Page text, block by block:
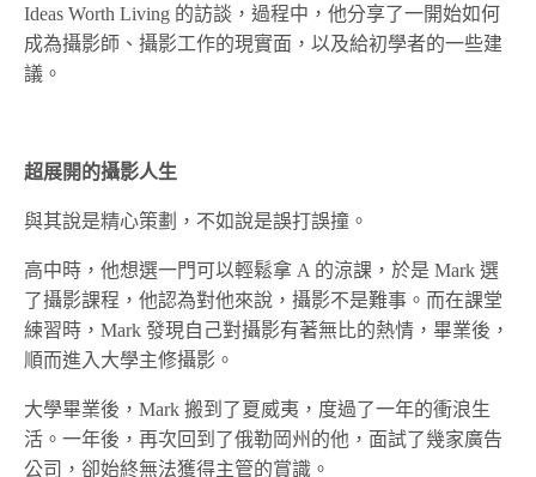
Ideas Worth Living 的訪談，過程中，他分享了一開始如何
成為攝影師、攝影工作的現實面，以及給初學者的一些建
議。
超展開的攝影人生
與其說是精心策劃，不如說是誤打誤撞。
高中時，他想選一門可以輕鬆拿 A 的涼課，於是 Mark 選
了攝影課程，他認為對他來說，攝影不是難事。而在課堂
練習時，Mark 發現自己對攝影有著無比的熱情，畢業後，
順而進入大學主修攝影。
大學畢業後，Mark 搬到了夏威夷，度過了一年的衝浪生
活。一年後，再次回到了俄勒岡州的他，面試了幾家廣告
公司，卻始終無法獲得主管的賞識。